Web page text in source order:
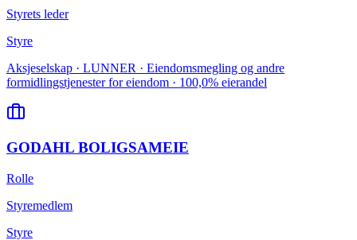
Styrets leder
Styre
Aksjeselskap · LUNNER · Eiendomsmegling og andre
formidlingstjenester for eiendom · 100,0% eierandel
GODAHL BOLIGSAMEIE
Rolle
Styremedlem
Styre